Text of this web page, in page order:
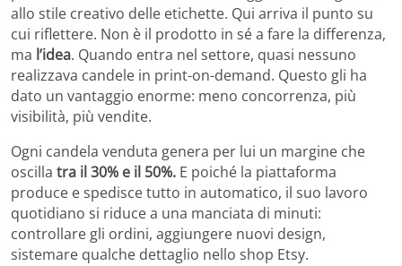
allo stile creativo delle etichette. Qui arriva il punto su
cui riflettere. Non è il prodotto in sé a fare la differenza,
ma l’idea. Quando entra nel settore, quasi nessuno
realizzava candele in print-on-demand. Questo gli ha
dato un vantaggio enorme: meno concorrenza, più
visibilità, più vendite.
Ogni candela venduta genera per lui un margine che
oscilla tra il 30% e il 50%. E poiché la piattaforma
produce e spedisce tutto in automatico, il suo lavoro
quotidiano si riduce a una manciata di minuti:
controllare gli ordini, aggiungere nuovi design,
sistemare qualche dettaglio nello shop Etsy.